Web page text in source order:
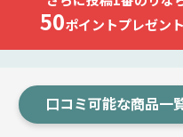
50ポイントプレゼン
口コミ可能な商品一